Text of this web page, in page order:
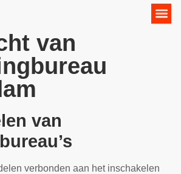
van
van
verbonden aan het inschakelen